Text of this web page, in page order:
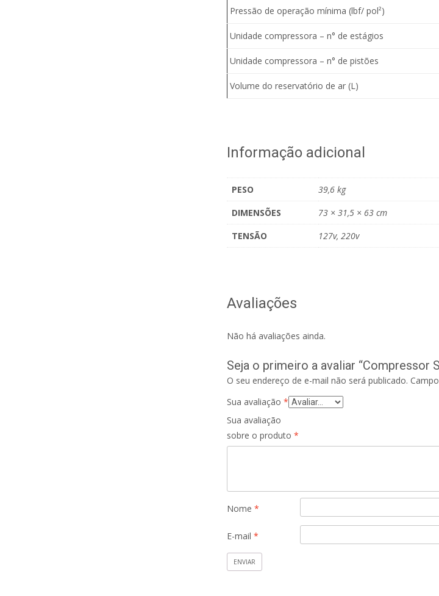
Pressão de operação mínima (lbf/ pol²)
Unidade compressora – n° de estágios
Unidade compressora – n° de pistões
Volume do reservatório de ar (L)
Informação adicional
PESO
39,6 kg
DIMENSÕES
73 × 31,5 × 63 cm
TENSÃO
127v, 220v
Avaliações
Não há avaliações ainda.
Seja o primeiro a avaliar
O seu endereço de e-mail não será publicado.
Sua avaliação *
Sua avaliação
sobre o produto *
Nome *
E-mail *